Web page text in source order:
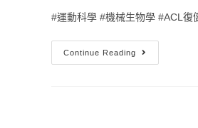
#運動科學 #機械生物學 #ACL復
Continue Reading